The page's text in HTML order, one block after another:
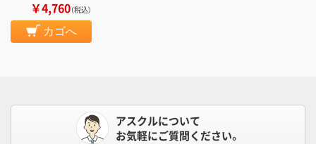
￥4,760（税込）
カゴへ
アスクルについて
お気軽にご質問ください。